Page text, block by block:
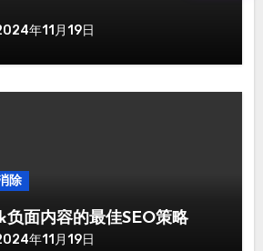
年11月19日
除
面内容的最佳SEO策略
年11月19日